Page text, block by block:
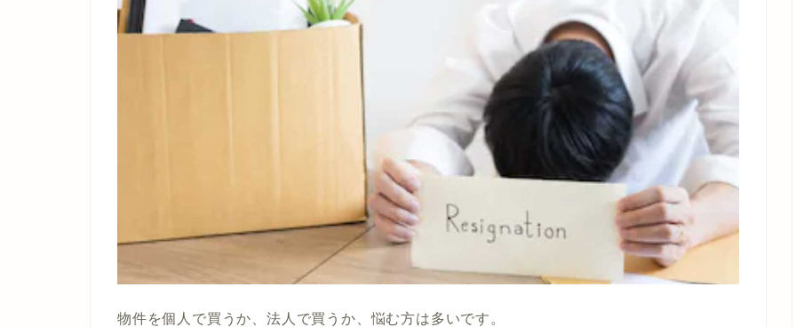
物件を個人で買うか、法人で買うか、悩む方は多いです。